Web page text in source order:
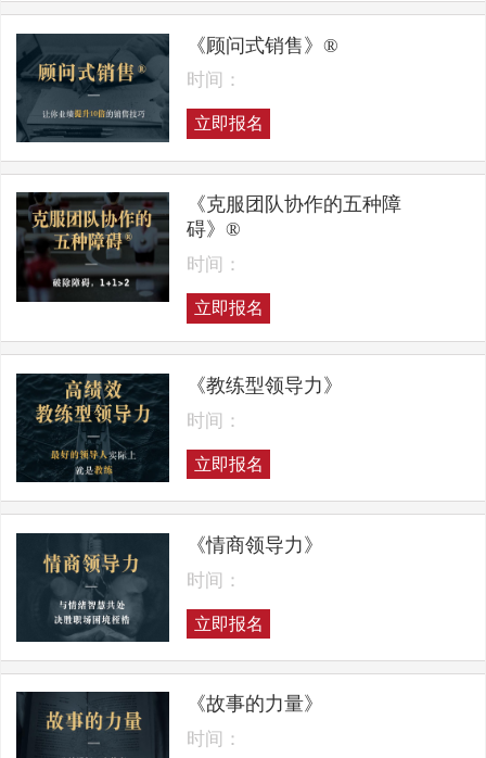
《顾问式销售》®
时间：
立即报名
《克服团队协作的五种障
碍》®
时间：
立即报名
《教练型领导力》
时间：
立即报名
《情商领导力》
时间：
立即报名
《故事的力量》
时间：